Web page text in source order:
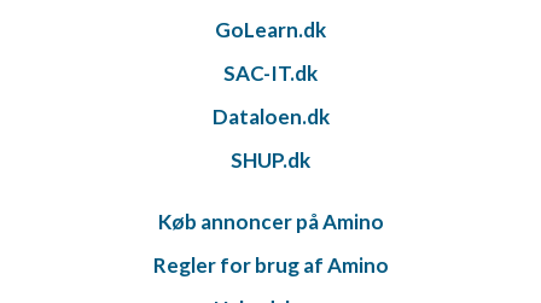
GoLearn.dk
SAC-IT.dk
Dataloen.dk
SHUP.dk
Køb annoncer på Amino
Regler for brug af Amino